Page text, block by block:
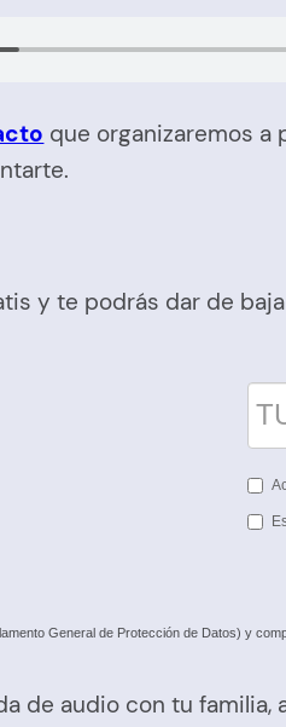
que organizaremos a
y te podrás dar de
General de Protección de Datos) y
de audio con tu